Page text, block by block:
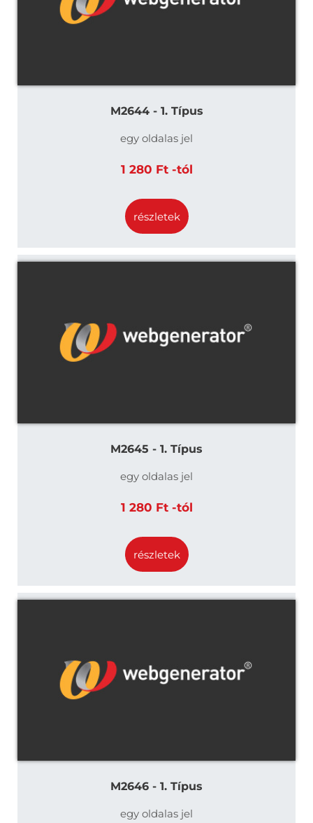
M2644 - 1. Típus
egy oldalas jel
1 280 Ft -tól
részletek
M2645 - 1. Típus
egy oldalas jel
1 280 Ft -tól
részletek
M2646 - 1. Típus
egy oldalas jel